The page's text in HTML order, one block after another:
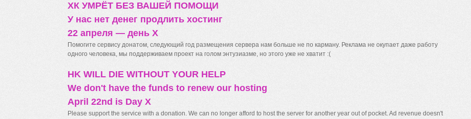
ХК УМРЁТ БЕЗ ВАШЕЙ ПОМОЩИ
У нас нет денег продлить хостинг
22 апреля — день X
Помогите сервису донатом, следующий год размещения сервера нам больше не по карману. Реклама не окупает даже работу
одного человека, мы поддерживаем проект на голом энтузиазме, но этого уже не хватит :(
HK WILL DIE WITHOUT YOUR HELP
We don't have the funds to renew our hosting
April 22nd is Day X
Please support the service with a donation. We can no longer afford to host the server for another year out of pocket. Ad revenue doesn't